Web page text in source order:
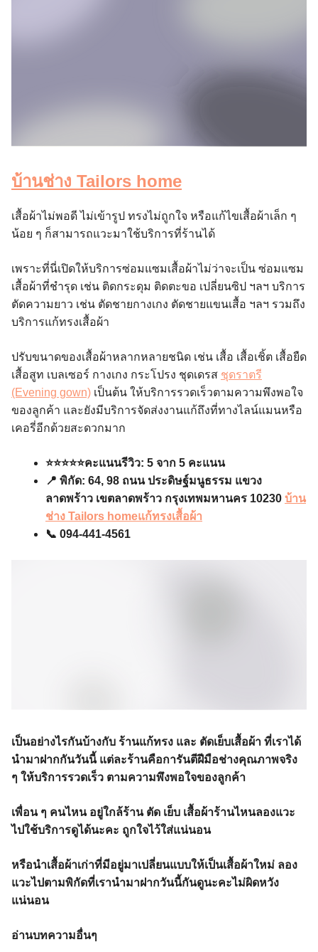
บ้านช่าง Tailors home
เสื้อผ้าไม่พอดี ไม่เข้ารูป ทรงไม่ถูกใจ หรือแก้ไขเสื้อผ้าเล็ก ๆ
น้อย ๆ ก็สามารถแวะมาใช้บริการที่ร้านได้
เพราะที่นี่เปิดให้บริการซ่อมแซมเสื้อผ้าไม่ว่าจะเป็น ซ่อมแซม
เสื้อผ้าที่ชำรุด เช่น ติดกระดุม ติดตะขอ เปลี่ยนซิป ฯลฯ บริการ
ตัดความยาว เช่น ตัดชายกางเกง ตัดชายแขนเสื้อ ฯลฯ รวมถึง
บริการแก้ทรงเสื้อผ้า
ปรับขนาดของเสื้อผ้าหลากหลายชนิด เช่น เสื้อ เสื้อเชิ้ต เสื้อยืด
เสื้อสูท เบลเซอร์ กางเกง กระโปรง ชุดเดรส ชุดราตรี
(Evening gown) เป็นต้น ให้บริการรวดเร็วตามความพึงพอใจ
ของลูกค้า และยังมีบริการจัดส่งงานแก้ถึงที่ทางไลน์แมนหรือ
เคอรี่อีกด้วยสะดวกมาก
⭐️⭐️⭐️⭐️⭐️คะแนนรีวิว: 5 จาก 5 คะแนน
📍 พิกัด: 64, 98 ถนน ประดิษฐ์มนูธรรม แขวง
ลาดพร้าว เขตลาดพร้าว กรุงเทพมหานคร 10230 บ้าน
ช่าง Tailors homeแก้ทรงเสื้อผ้า
📞 094-441-4561
เป็นอย่างไรกันบ้างกับ ร้านแก้ทรง และ ตัดเย็บเสื้อผ้า ที่เราได้
นำมาฝากกันวันนี้ แต่ละร้านคือการันตีฝีมือช่างคุณภาพจริง
ๆ ให้บริการรวดเร็ว ตามความพึงพอใจของลูกค้า
เพื่อน ๆ คนไหน อยู่ใกล้ร้าน ตัด เย็บ เสื้อผ้าร้านไหนลองแวะ
ไปใช้บริการดูได้นะคะ ถูกใจไว้ใส่แน่นอน
หรือนำเสื้อผ้าเก่าที่มีอยู่มาเปลี่ยนแบบให้เป็นเสื้อผ้าใหม่ ลอง
แวะไปตามพิกัดที่เรานำมาฝากวันนี้กันดูนะคะไม่ผิดหวัง
แน่นอน
อ่านบทความอื่นๆ